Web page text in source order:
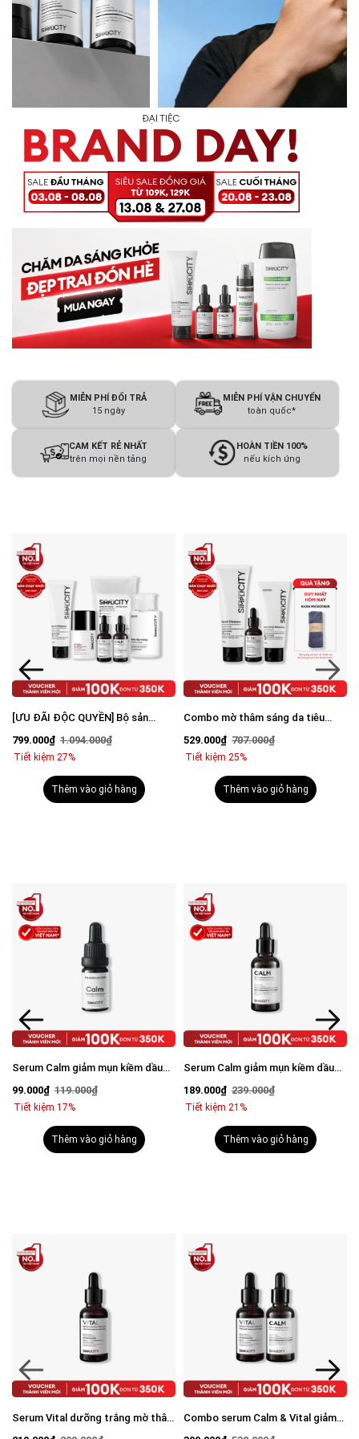
MIỄN PHÍ ĐỔI TRẢ
15 ngày
MIỄN PHÍ VẬN CHUYỂN
toàn quốc*
CAM KẾT RẺ NHẤT
trên mọi nền tảng
HOÀN TIỀN 100%
nếu kích ứng
Combo mờ thâm sáng da tiêu
529.000₫ 707.000₫
Tiết kiệm 25%
Thêm vào giỏ hàng
Combo Brightening Duo dưỡng
mặt 100g & Serum Vital 30ml
329.000₫ 468.000₫
Tiết kiệm 30%
Thêm vào giỏ hàng
Serum Calm giảm mụn kiềm dầu
189.000₫ 239.000₫
Tiết kiệm 21%
Thêm vào giỏ hàng
Combo Acne Duo giảm mụn sưng
Calm 30ml
309.000₫ 408.000₫
Tiết kiệm 24%
Thêm vào giỏ hàng
Combo serum Calm & Vital giảm
Combo Brightening Duo dưỡng